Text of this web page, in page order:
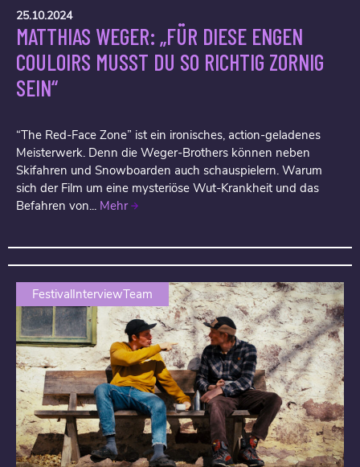
25.10.2024
MATTHIAS WEGER: „FÜR DIESE ENGEN
COULOIRS MUSST DU SO RICHTIG ZORNIG
SEIN“
“The Red-Face Zone” ist ein ironisches, action-geladenes
Meisterwerk. Denn die Weger-Brothers können neben
Skifahren und Snowboarden auch schauspielern. Warum
sich der Film um eine mysteriöse Wut-Krankheit und das
Befahren von... Mehr
FestivalInterviewTeam